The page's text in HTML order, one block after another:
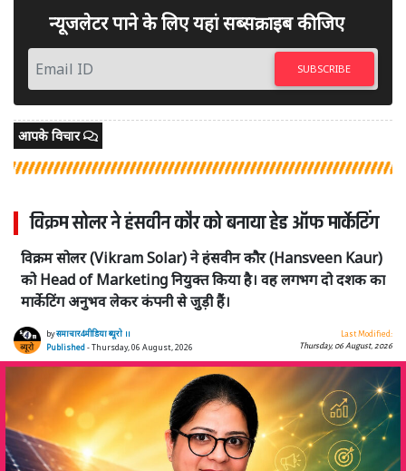
न्यूजलेटर पाने के लिए यहां सब्सक्राइब कीजिए
SUBSCRIBE
आपके विचार
विक्रम सोलर ने हंसवीन कौर को बनाया हेड ऑफ मार्केटिंग
विक्रम सोलर (Vikram Solar) ने हंसवीन कौर (Hansveen Kaur)
को Head of Marketing नियुक्त किया है। वह लगभग दो दशक का
मार्केटिंग अनुभव लेकर कंपनी से जुड़ी हैं।
byसमाचार4मीडिया ब्यूरो ।।
Published- Thursday, 06 August, 2026
Last Modified:
Thursday, 06 August, 2026